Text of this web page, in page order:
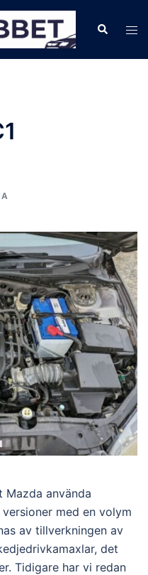
Sök
Slå
Mazda använda
med en volym
av tillverkningen av
det
Tidigare har vi redan